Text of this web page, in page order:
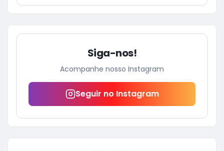
Siga-nos!
Acompanhe nosso Instagram
Seguir no Instagram